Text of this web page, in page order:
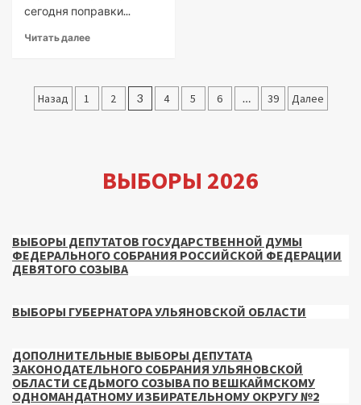
сегодня поправки...
Читать далее
Пагинация
Назад 1 2 3 4 5 6 … 39 Далее
ВЫБОРЫ 2026
ВЫБОРЫ ДЕПУТАТОВ ГОСУДАРСТВЕННОЙ ДУМЫ
ФЕДЕРАЛЬНОГО СОБРАНИЯ РОССИЙСКОЙ ФЕДЕРАЦИИ
ДЕВЯТОГО СОЗЫВА
ВЫБОРЫ ГУБЕРНАТОРА УЛЬЯНОВСКОЙ ОБЛАСТИ
ДОПОЛНИТЕЛЬНЫЕ ВЫБОРЫ ДЕПУТАТА
ЗАКОНОДАТЕЛЬНОГО СОБРАНИЯ УЛЬЯНОВСКОЙ
ОБЛАСТИ СЕДЬМОГО СОЗЫВА ПО ВЕШКАЙМСКОМУ
ОДНОМАНДАТНОМУ ИЗБИРАТЕЛЬНОМУ ОКРУГУ №2